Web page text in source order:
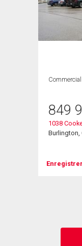
Commercial
849
1038
Burlington,
Enregistrer